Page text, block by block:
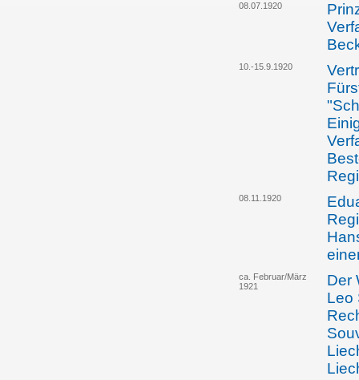
08.07.1920
10.-15.9.1920
08.11.1920
ca. Februar/März
1921
Der
Leo